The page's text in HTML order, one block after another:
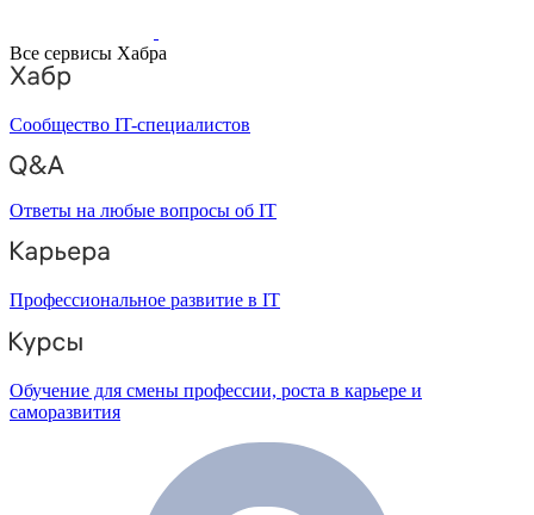
Все сервисы Хабра
Сообщество IT-специалистов
Ответы на любые вопросы об IT
Профессиональное развитие в IT
Обучение для смены профессии, роста в карьере и
саморазвития